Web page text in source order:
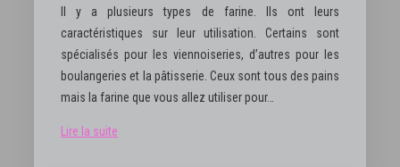
Il y a plusieurs types de farine. Ils ont leurs
caractéristiques sur leur utilisation. Certains sont
spécialisés pour les viennoiseries, d’autres pour les
boulangeries et la pâtisserie. Ceux sont tous des pains
mais la farine que vous allez utiliser pour…
Lire la suite